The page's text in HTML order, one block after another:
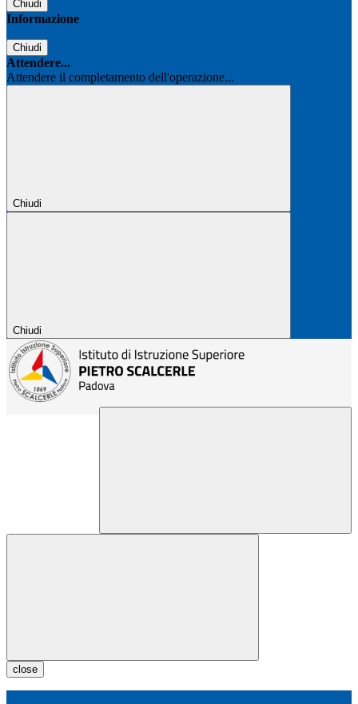
Chiudi
Informazione
Chiudi
Attendere...
Attendere il completamento dell'operazione...
Chiudi
Chiudi
close